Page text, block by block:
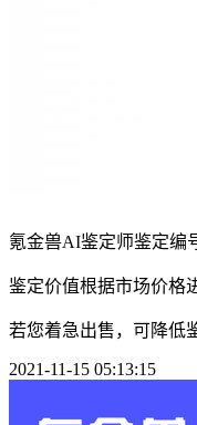
氪金兽AI鉴定师鉴定编
鉴定价值根据市场价格
若您着急出售，可降低
2021-11-15 05:13:15